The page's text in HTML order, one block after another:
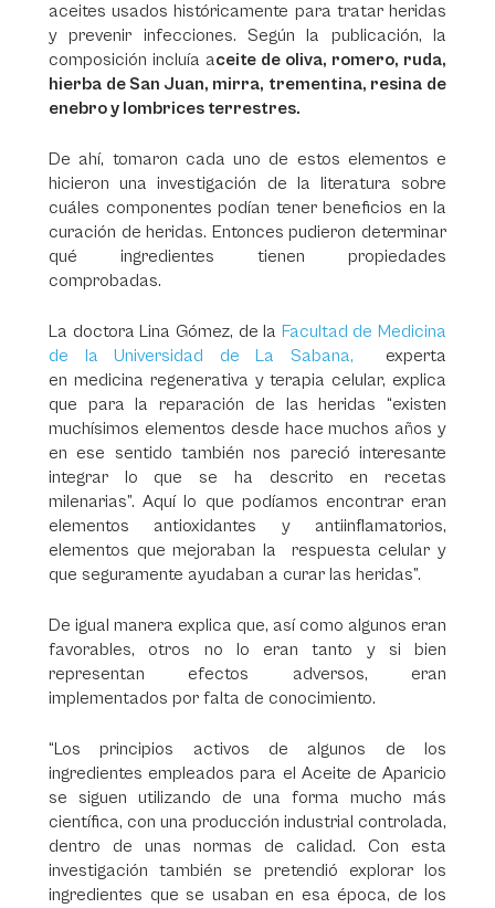
aceites usados históricamente para tratar heridas
y prevenir infecciones. Según la publicación, la
composición incluía aceite de oliva, romero, ruda,
hierba de San Juan, mirra, trementina, resina de
enebro y lombrices terrestres.
De ahí, tomaron cada uno de estos elementos e
hicieron una investigación de la literatura sobre
cuáles componentes podían tener beneficios en la
curación de heridas. Entonces pudieron determinar
qué ingredientes tienen propiedades
comprobadas.
La doctora Lina Gómez, de la Facultad de Medicina
de la Universidad de La Sabana, experta
en medicina regenerativa y terapia celular, explica
que para la reparación de las heridas “existen
muchísimos elementos desde hace muchos años y
en ese sentido también nos pareció interesante
integrar lo que se ha descrito en recetas
milenarias”. Aquí lo que podíamos encontrar eran
elementos antioxidantes y antiinflamatorios,
elementos que mejoraban la respuesta celular y
que seguramente ayudaban a curar las heridas”.
De igual manera explica que, así como algunos eran
favorables, otros no lo eran tanto y si bien
representan efectos adversos, eran
implementados por falta de conocimiento.
“Los principios activos de algunos de los
ingredientes empleados para el Aceite de Aparicio
se siguen utilizando de una forma mucho más
científica, con una producción industrial controlada,
dentro de unas normas de calidad. Con esta
investigación también se pretendió explorar los
ingredientes que se usaban en esa época, de los